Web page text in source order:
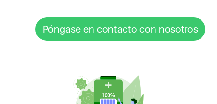
Póngase en contacto con nosotros